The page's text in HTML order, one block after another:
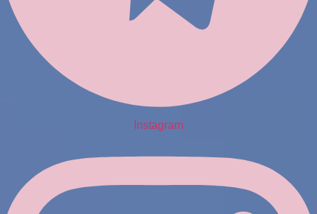
Instagram